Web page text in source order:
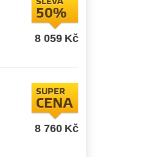
50%
8 059 Kč
SUPER
CENA
8 760 Kč